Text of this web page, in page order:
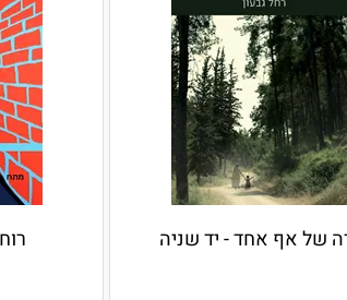
של אף אחד - יד שניה